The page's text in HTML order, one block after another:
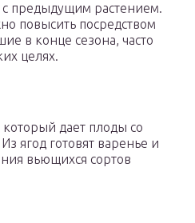
предыдущим растением.
повысить посредством
в конце сезона, часто
целях.
дает плоды со
ягод готовят варенье и
вьющихся сортов